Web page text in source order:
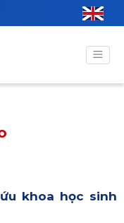
khoa học sinh